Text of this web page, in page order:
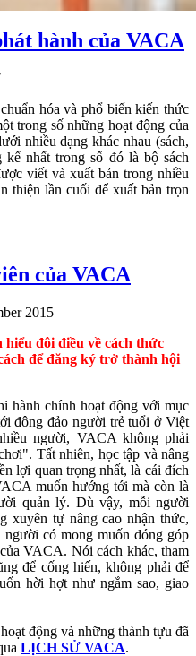
hành của VACA
hóa và phổ biến kiến thức
trong số những hoạt động của
nhiều dạng khác nhau (sách,
nhất trong số đó là bộ sách
viết và xuất bản trong nhiều
thiện lần cuối để xuất bản trọn
của VACA
2015
đôi điều về cách thức
để đăng ký trở thành hội
hành chính hoạt động với mục
đông đảo người trẻ tuổi ở Việt
người, VACA không phải
Tất nhiên, học tập và nâng
lợi quan trọng nhất, là cái đích
muốn hướng tới mà còn là
quản lý. Dù vậy, mỗi người
xuyên tự nâng cao nhận thức,
có mong muốn đóng góp
VACA. Nói cách khác, tham
để cống hiến, không phải để
hời hợt như ngắm sao, giao
động và những thành tựu đã
LỊCH SỬ VACA.